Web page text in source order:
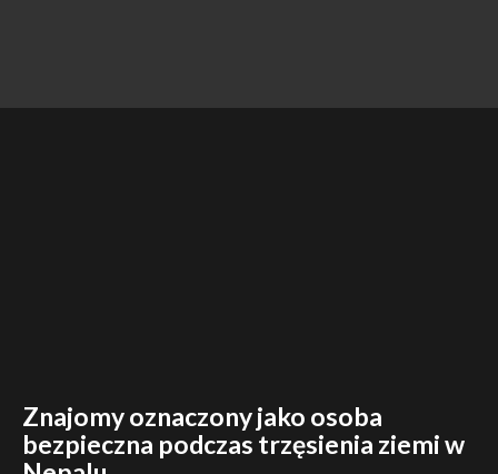
Znajomy oznaczony jako osoba
bezpieczna podczas trzęsienia ziemi w